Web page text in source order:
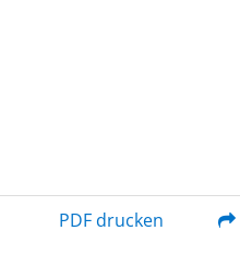
PDF drucken